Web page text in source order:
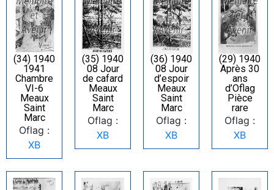
(34) 1940
1941
Chambre
VI-6
Meaux
Saint
Marc
Oflag :
XB
(35) 1940
08 Jour
de cafard
Meaux
Saint
Marc
Oflag :
XB
(36) 1940
08 Jour
d’espoir
Meaux
Saint
Marc
Oflag :
XB
(29) 1940
Après 30
ans
d’Oflag
Pièce
rare
Oflag :
XB